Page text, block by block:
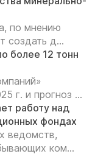
по мнению
создать д...
более 12 тонн
г. и прогноз ...
работу над
фондах
ведомств,
ком...